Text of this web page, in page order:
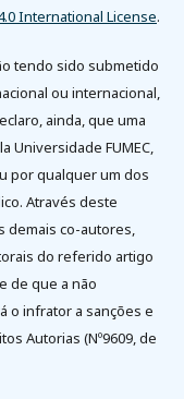
International License.
tendo sido submetido
ou internacional,
ainda, que uma
Universidade FUMEC,
por qualquer um dos
Através deste
co-autores,
do referido artigo
de que a não
o infrator a sanções e
Autorias (Nº9609, de